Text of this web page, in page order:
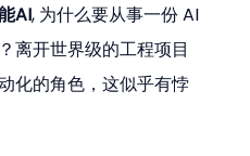
AI, 为什么要从事一份 AI
离开世界级的工程项目
化的角色，这似乎有悖